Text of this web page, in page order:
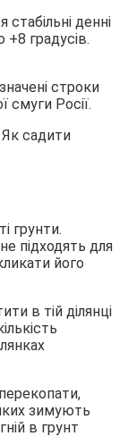
денні
+8 градусів.
строки
смуги Росії.
грунти.
підходять для
його
в тій ділянці
зимують
в грунт